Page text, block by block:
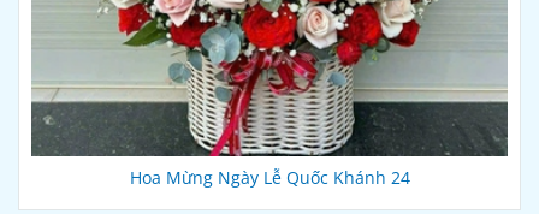
Hoa Mừng Ngày Lễ Quốc Khánh 24